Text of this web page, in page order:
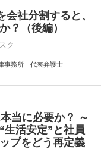
社分割すると、
？（後編）
ク
事務所 代表弁護士
当に必要か？ ～
生活安定”と社員
プをどう再定義